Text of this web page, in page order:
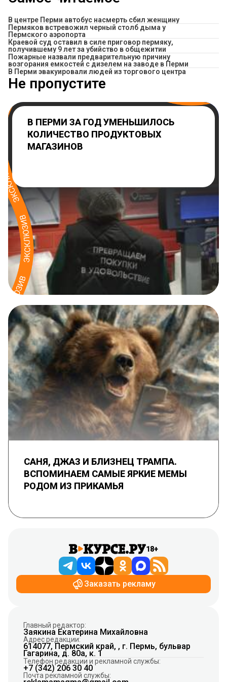
В центре Перми автобус насмерть сбил женщину
Пермяков встревожил черный столб дыма у
Пермского аэропорта
Краевой суд оставил в силе приговор пермяку,
получившему 9 лет за убийство в общежитии
Пожарные назвали предварительную причину
возгорания емкостей с дизелем на заводе в Перми
В Перми эвакуировали людей из торгового центра
Не пропустите
В ПЕРМИ ЗА ГОД УМЕНЬШИЛОСЬ
КОЛИЧЕСТВО ПРОДУКТОВЫХ
МАГАЗИНОВ
САНЯ, ДЖАЗ И БЛИЗНЕЦ ТРАМПА.
ВСПОМИНАЕМ САМЫЕ ЯРКИЕ МЕМЫ
РОДОМ ИЗ ПРИКАМЬЯ
18+
Заказать рекламу
Главный редактор:
Заякина Екатерина Михайловна
Адрес редакции:
614077, Пермский край, , г. Пермь, бульвар
Гагарина, д. 80а, к. 1
Телефон редакции и рекламной службы:
+7 (342) 206 30 40
Почта рекламной службы: